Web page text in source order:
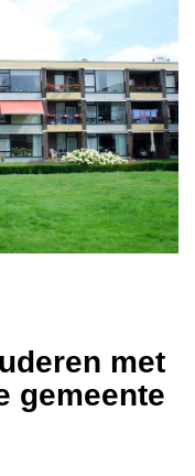
met
gemeente